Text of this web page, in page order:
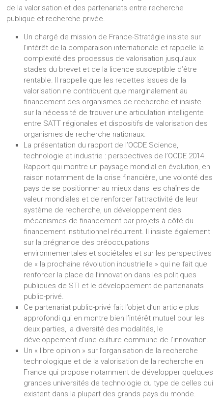
de la valorisation et des partenariats entre recherche
publique et recherche privée.
Un chargé de mission de France-Stratégie insiste sur
l’intérêt de la comparaison internationale et rappelle la
complexité des processus de valorisation jusqu’aux
stades du brevet et de la licence susceptible d’être
rentable. Il rappelle que les recettes issues de la
valorisation ne contribuent que marginalement au
financement des organismes de recherche et insiste
sur la nécessité de trouver une articulation intelligente
entre SATT régionales et dispositifs de valorisation des
organismes de recherche nationaux.
La présentation du rapport de l’OCDE Science,
technologie et industrie : perspectives de l’OCDE 2014.
Rapport qui montre un paysage mondial en évolution, en
raison notamment de la crise financière, une volonté des
pays de se positionner au mieux dans les chaînes de
valeur mondiales et de renforcer l’attractivité de leur
système de recherche, un développement des
mécanismes de financement par projets à côté du
financement institutionnel récurrent. Il insiste également
sur la prégnance des préoccupations
environnementales et sociétales et sur les perspectives
de « la prochaine révolution industrielle » qui ne fait que
renforcer la place de l’innovation dans les politiques
publiques de STI et le développement de partenariats
public-privé.
Ce partenariat public-privé fait l’objet d’un article plus
approfondi qui en montre bien l’intérêt mutuel pour les
deux parties, la diversité des modalités, le
développement d’une culture commune de l’innovation.
Un « libre opinion » sur l’organisation de la recherche
technologique et de la valorisation de la recherche en
France qui propose notamment de développer quelques
grandes universités de technologie du type de celles qui
existent dans la plupart des grands pays du monde.